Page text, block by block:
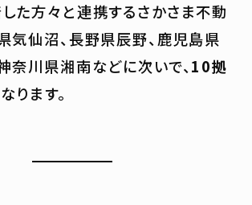
た方々と連携するさかさま不動
気仙沼、長野県辰野、鹿児島県
奈川県湘南などに次いで、10拠
ります。